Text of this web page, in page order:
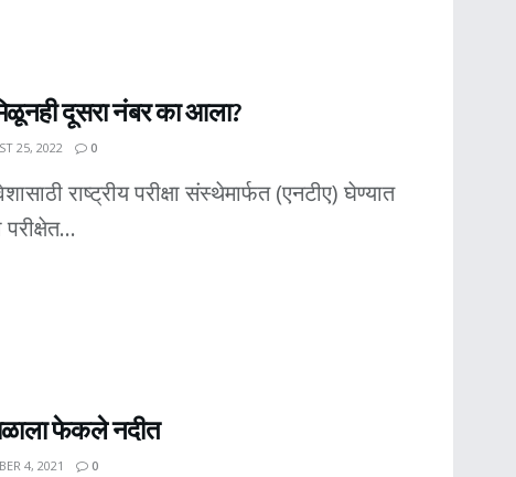
दूसरा नंबर का आला?
25, 2022 0
राष्ट्रीय परीक्षा संस्थेमार्फत (एनटीए) घेण्यात
फेकले नदीत
4, 2021 0